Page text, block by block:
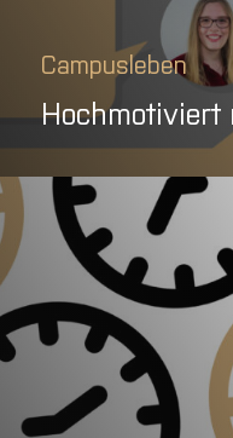
Campusleben
Hochmotiviert